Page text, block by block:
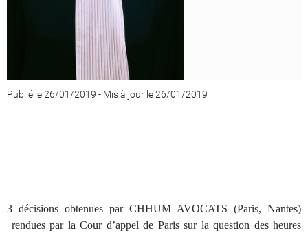
Publié le 26/01/2019 - Mis à jour le 26/01/2019
3 décisions obtenues par CHHUM AVOCATS (Paris, Nantes)
rendues par la Cour d’appel de Paris sur la question des heures